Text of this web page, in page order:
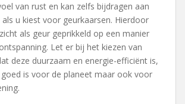
van rust en kan zelfs bijdragen aan
u kiest voor geurkaarsen. Hierdoor
als geur geprikkeld op een manier
Let er bij het kiezen van
deze duurzaam en energie-efficiënt is,
is voor de planeet maar ook voor